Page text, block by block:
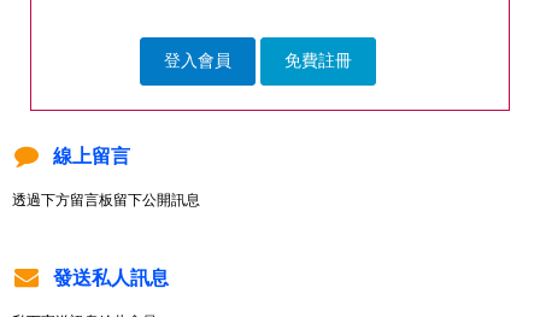
登入會員 免費註冊
線上留言
透過下方留言板留下公開訊息
發送私人訊息